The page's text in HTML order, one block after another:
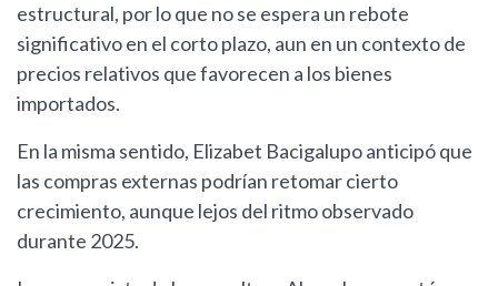
estructural, por lo que no se espera un rebote
significativo en el corto plazo, aun en un contexto de
precios relativos que favorecen a los bienes
importados.
En la misma sentido, Elizabet Bacigalupo anticipó que
las compras externas podrían retomar cierto
crecimiento, aunque lejos del ritmo observado
durante 2025.